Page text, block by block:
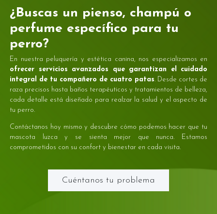
Cuéntanos tu problema
¿Buscas un pienso, champú o
perfume específico para tu
perro?
En nuestra peluquería y estética canina, nos especializamos en
ofrecer servicios avanzados que garantizan el cuidado
integral de tu compañero de cuatro patas. Desde cortes de
raza precisos hasta baños terapéuticos y tratamientos de belleza,
cada detalle está diseñado para realzar la salud y el aspecto de
tu perro.
Contáctanos hoy mismo y descubre cómo podemos hacer que tu
mascota luzca y se sienta mejor que nunca. Estamos
comprometidos con su confort y bienestar en cada visita.